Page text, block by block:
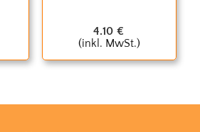
4.10 €
(inkl. MwSt.)